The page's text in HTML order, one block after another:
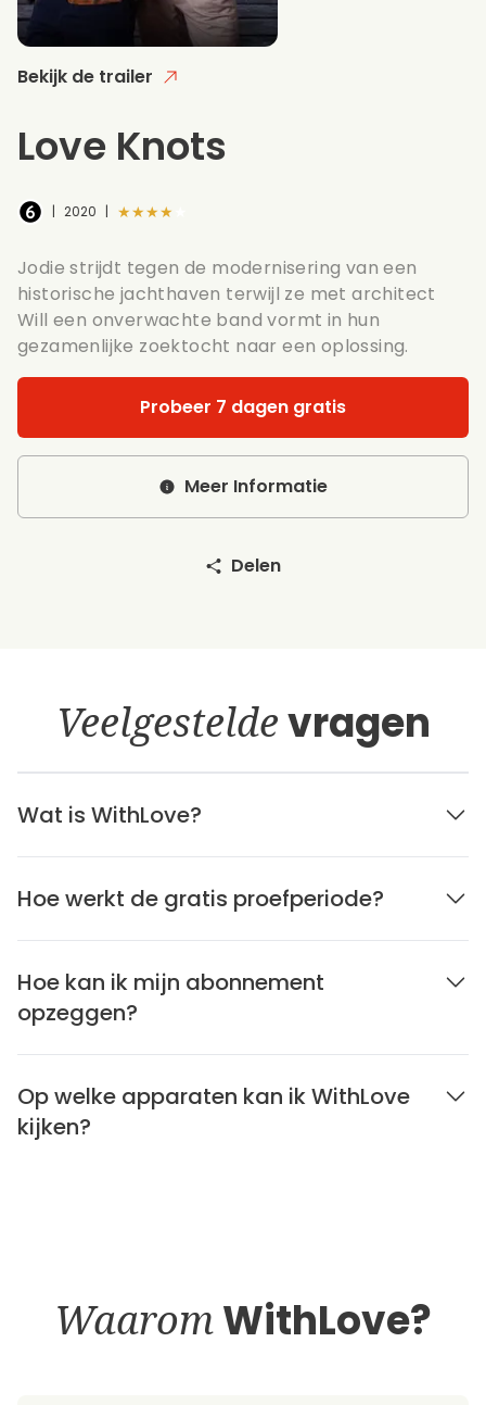
Bekijk de trailer
Love Knots
| 2020 | ★★★★★
Jodie strijdt tegen de modernisering van een
historische jachthaven terwijl ze met architect
Will een onverwachte band vormt in hun
gezamenlijke zoektocht naar een oplossing.
Probeer 7 dagen gratis
Meer Informatie
Delen
Veelgesteldevragen
Wat is WithLove?
Hoe werkt de gratis proefperiode?
Hoe kan ik mijn abonnement
opzeggen?
Op welke apparaten kan ik WithLove
kijken?
WaaromWithLove?